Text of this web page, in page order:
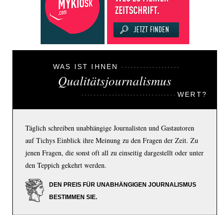
WAS IST IHNEN
Qualitätsjournalismus
WERT?
Täglich schreiben unabhängige Journalisten und Gastautoren
auf Tichys Einblick ihre Meinung zu den Fragen der Zeit. Zu
jenen Fragen, die sonst oft all zu einseitig dargestellt oder unter
den Teppich gekehrt werden.
DEN PREIS FÜR UNABHÄNGIGEN JOURNALISMUS
BESTIMMEN SIE.